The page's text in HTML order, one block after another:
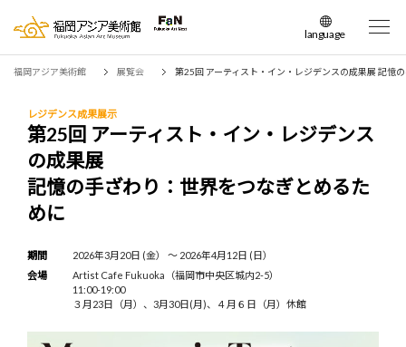
language
日本語
繁体中文
福岡アジア美術館 展覧会 第25回 アーティスト・イン・レジデンスの成果展 記憶
レジデンス成果展示
第25回 アーティスト・イン・レジデンス
の成果展
記憶の手ざわり：世界をつなぎとめるた
めに
期間
2026年3月20日 (金） 〜 2026年4月12日 (日）
会場
Artist Cafe Fukuoka（福岡市中央区城内2-5）
11:00-19:00
３月23日（月）、3月30日(月)、４月６日（月）休館